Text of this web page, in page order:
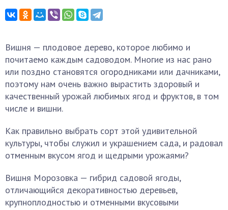
Вишня — плодовое дерево, которое любимо и
почитаемо каждым садоводом. Многие из нас рано
или поздно становятся огородниками или дачниками,
поэтому нам очень важно вырастить здоровый и
качественный урожай любимых ягод и фруктов, в том
числе и вишни.
Как правильно выбрать сорт этой удивительной
культуры, чтобы служил и украшением сада, и радовал
отменным вкусом ягод и щедрыми урожаями?
Вишня Морозовка — гибрид садовой ягоды,
отличающийся декоративностью деревьев,
крупноплодностью и отменными вкусовыми